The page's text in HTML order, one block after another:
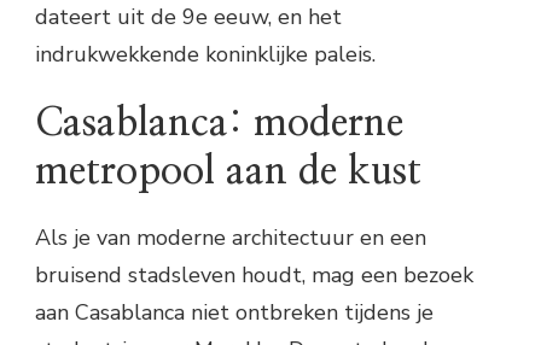
dateert uit de 9e eeuw, en het
indrukwekkende koninklijke paleis.
Casablanca: moderne
metropool aan de kust
Als je van moderne architectuur en een
bruisend stadsleven houdt, mag een bezoek
aan Casablanca niet ontbreken tijdens je